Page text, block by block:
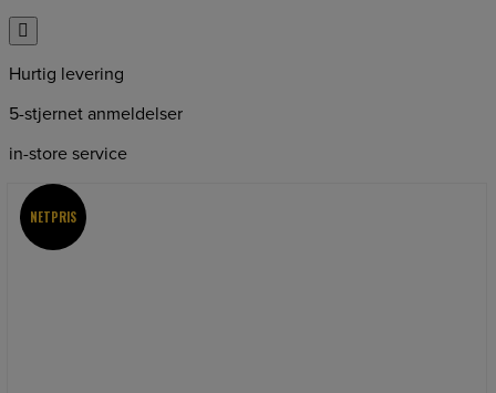
Hurtig levering
5-stjernet anmeldelser
in-store service
NETPRIS